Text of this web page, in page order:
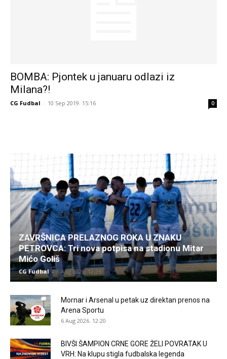
BOMBA: Pjontek u januaru odlazi iz
Milana?!
CG Fudbal - 10 Sep 2019. 15:16 0
ZAVRŠNICA PRELAZNOG ROKA U ZNAKU
PETROVCA: Tri nova potpisa na stadionu Mitar
Mićo Goliš
CG Fudbal - 6 Aug 2026. 12:26
Mornar i Arsenal u petak uz direktan prenos na
Arena Sportu
6 Aug 2026. 12:20
BIVŠI ŠAMPION CRNE GORE ŽELI POVRATAK U
VRH: Na klupu stigla fudbalska legenda